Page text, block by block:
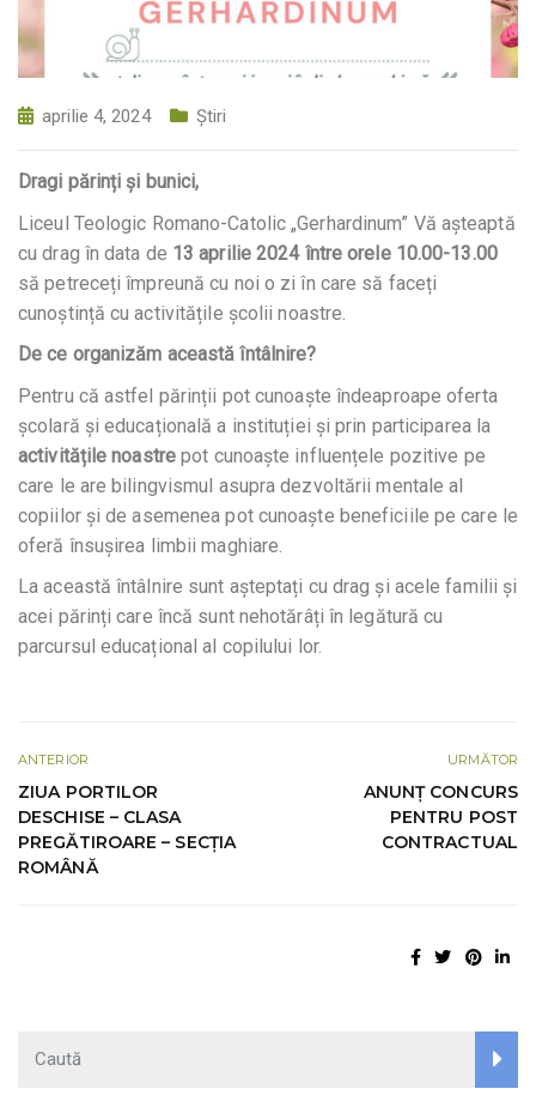
aprilie 4, 2024 Știri
Dragi părinți și bunici,
Liceul Teologic Romano-Catolic „Gerhardinum” Vă așteaptă
cu drag în data de 13 aprilie 2024 între orele 10.00-13.00
să petreceți împreună cu noi o zi în care să faceți
cunoștință cu activitățile școlii noastre.
De ce organizăm această întâlnire?
Pentru că astfel părinții pot cunoaște îndeaproape oferta
școlară și educațională a instituției și prin participarea la
activitățile noastre pot cunoaște influențele pozitive pe
care le are bilingvismul asupra dezvoltării mentale al
copiilor și de asemenea pot cunoaște beneficiile pe care le
oferă însușirea limbii maghiare.
La această întâlnire sunt așteptați cu drag și acele familii și
acei părinți care încă sunt nehotărâți în legătură cu
parcursul educațional al copilului lor.
ANTERIOR
ZIUA PORTILOR
DESCHISE – CLASA
PREGĂTIROARE – SECȚIA
ROMÂNĂ
URMĂTOR
ANUNȚ CONCURS
PENTRU POST
CONTRACTUAL